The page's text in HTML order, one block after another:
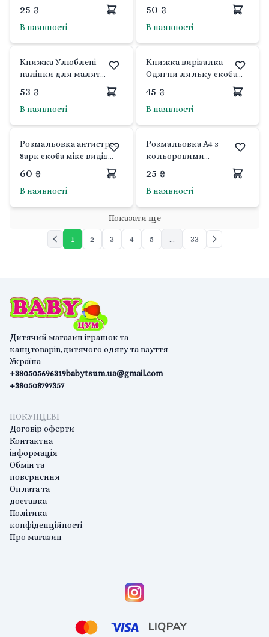
25 ₴
В наявності
50 ₴
В наявності
Книжка Улюблені
наліпки для малят
скоба мікс видів PM-64
Апельсин
53 ₴
В наявності
Книжка вирізалка
Одягни ляльку скоба
мікс видів 593363 Septima
45 ₴
В наявності
Розмальовка антистрес
8арк скоба мікс видів
6620-24000-08 Україна
60 ₴
В наявності
Розмальовка А4 з
кольоровими
підказками мікс видів
PM-48 Апельсин
25 ₴
В наявності
Показати ще
1 2 3 4 5 ... 33
Дитячий магазин іграшок та
канцтоварів,дитячого одягу та взуття
Україна
+380505696319
+380508797357
babytsum.ua@gmail.com
ПОКУПЦЕВІ
Договір оферти
Контактна
інформація
Обмін та
повернення
Оплата та
доставка
Політика
конфіденційності
Про магазин